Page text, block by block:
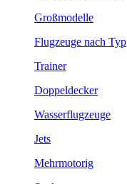
Großmodelle
Flugzeuge nach Typ
Trainer
Doppeldecker
Wasserflugzeuge
Jets
Mehrmotorig